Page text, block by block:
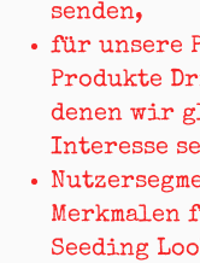
senden,
für unsere
Produkte
denen wir
Interesse
Merkmalen
Seeding